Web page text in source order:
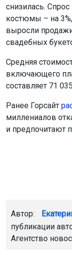
снизилась.
костюмы – на
выросли
свадебных
Средняя
включающего
составляет 71
Ранее Горсайт
миллениалов
и предпочитают
Автор:
публикации
Агентство